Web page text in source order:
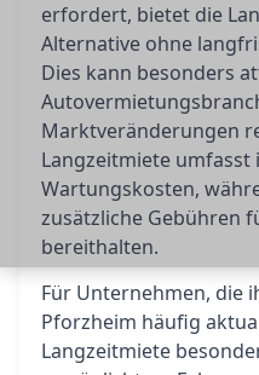
erfordert, bietet die
Alternative ohne
Dies kann besonders
Marktveränderungen
Langzeitmiete umfasst
Wartungskosten,
zusätzliche Gebühren
bereithalten.
Für Unternehmen, die
Pforzheim häufig
Langzeitmiete